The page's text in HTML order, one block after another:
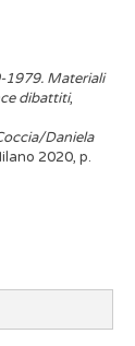
1979. Materiali
dibattiti,
Daniela
2020, p.